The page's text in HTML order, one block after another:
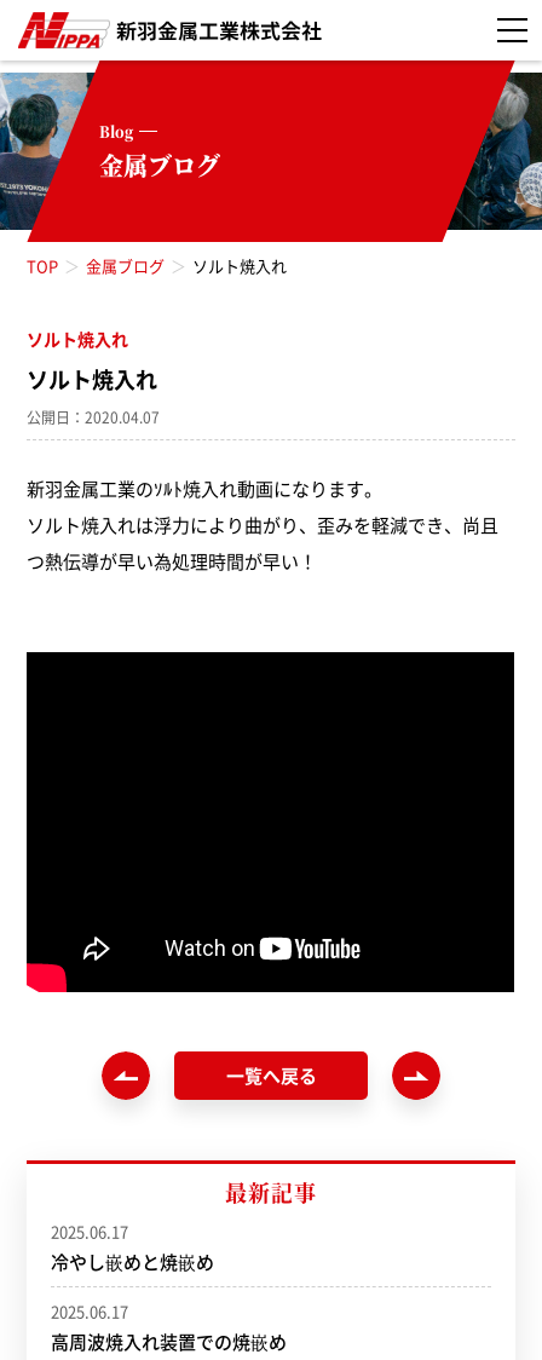
Blog
金属ブログ
TOP 金属ブログ ソルト焼入れ
ソルト焼入れ
ソルト焼入れ
公開日：2020.04.07
新羽金属工業のｿﾙﾄ焼入れ動画になります。
ソルト焼入れは浮力により曲がり、歪みを軽減でき、尚且
つ熱伝導が早い為処理時間が早い！
一覧へ戻る
最新記事
2025.06.17
冷やし嵌めと焼嵌め
2025.06.17
高周波焼入れ装置での焼嵌め
お知らせ（52）
高周波焼入れ（11）
窒化処理（1）